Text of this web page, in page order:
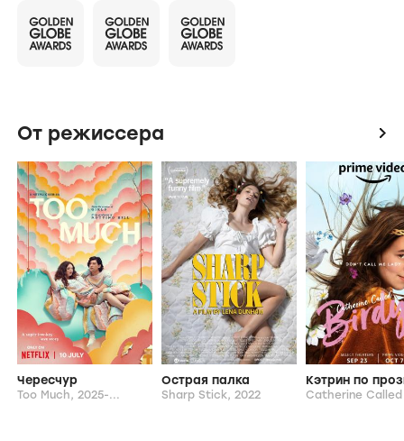
От режиссера icon
Чересчур
Too Much, 2025-...
Острая палка
Sharp Stick, 2022